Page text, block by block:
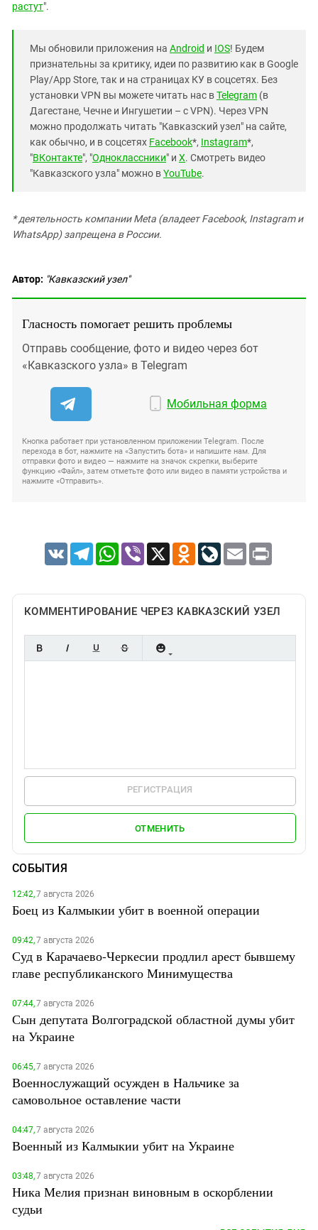
растут".
Мы обновили приложения на Android и IOS! Будем
признательны за критику, идеи по развитию как в Google
Play/App Store, так и на страницах КУ в соцсетях. Без
установки VPN вы можете читать нас вTelegram (в
Дагестане, Чечне и Ингушетии – с VPN). Через VPN
можно продолжать читать "Кавказский узел" на сайте,
как обычно, и в соцсетях Facebook*, Instagram*,
"ВКонтакте", "Одноклассники" и X. Смотреть видео
"Кавказского узла" можно вYouTube.
* деятельность компании Meta (владеет Facebook, Instagram и
WhatsApp) запрещена в России.
Автор: "Кавказский узел"
Гласность помогает решить проблемы
Отправь сообщение, фото и видео через бот
«Кавказского узла» в Telegram
Мобильная форма
Кнопка работает при установленном приложении Telegram. После
перехода в бот, нажмите на «Запустить бота» и напишите нам. Для
отправки фото и видео — нажмите на значок скрепки, выберите
функцию «Файл», затем отметьте фото или видео в памяти устройства и
нажмите «Отправить».
VK TelegramWhatsApp
Viber X Odnoklassniki
LiveJournal
Email Print
КОММЕНТИРОВАНИЕ ЧЕРЕЗ КАВКАЗСКИЙ УЗЕЛ
РЕГИСТРАЦИЯ
ОТМЕНИТЬ
СОБЫТИЯ
12:42,7 августа 2026
Боец из Калмыкии убит в военной операции
09:42,7 августа 2026
Суд в Карачаево-Черкесии продлил арест бывшему
главе республиканского Минимущества
07:44,7 августа 2026
Сын депутата Волгоградской областной думы убит
на Украине
06:45,7 августа 2026
Военнослужащий осужден в Нальчике за
самовольное оставление части
04:47,7 августа 2026
Военный из Калмыкии убит на Украине
03:48,7 августа 2026
Ника Мелия признан виновным в оскорблении
судьи